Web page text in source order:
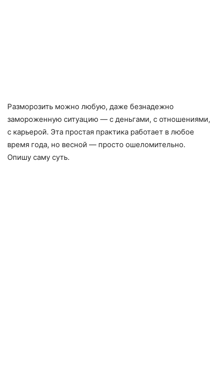
Разморозить можно любую, даже безнадежно
замороженную ситуацию — с деньгами, с отношениями,
с карьерой. Эта простая практика работает в любое
время года, но весной — просто ошеломительно.
Опишу саму суть.